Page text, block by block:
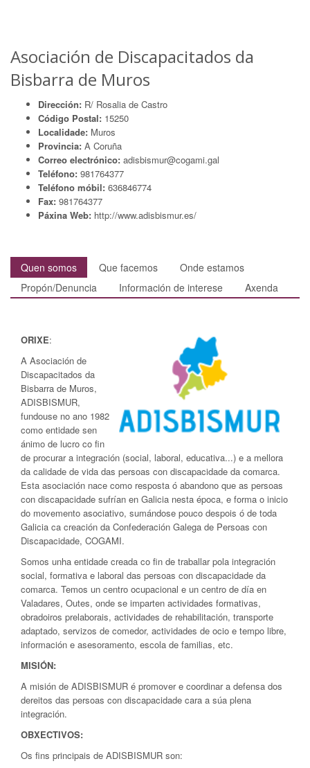
Asociación de Discapacitados da
Bisbarra de Muros
Dirección: R/ Rosalia de Castro
Código Postal: 15250
Localidade: Muros
Provincia: A Coruña
Correo electrónico: adisbismur@cogami.gal
Teléfono: 981764377
Teléfono móbil: 636846774
Fax: 981764377
Páxina Web: http://www.adisbismur.es/
Quen somos Que facemos
Onde estamos
Propón/Denuncia
Información de interese Axenda
ORIXE:
A Asociación de
Discapacitados da
Bisbarra de Muros,
ADISBISMUR,
fundouse no ano 1982
como entidade sen
ánimo de lucro co fin
de procurar a integración (social, laboral, educativa...) e a mellora
da calidade de vida das persoas con discapacidade da comarca.
Esta asociación nace como resposta ó abandono que as persoas
con discapacidade sufrían en Galicia nesta época, e forma o inicio
do movemento asociativo, sumándose pouco despois ó de toda
Galicia ca creación da Confederación Galega de Persoas con
Discapacidade, COGAMI.
Somos unha entidade creada co fin de traballar pola integración
social, formativa e laboral das persoas con discapacidade da
comarca. Temos un centro ocupacional e un centro de día en
Valadares, Outes, onde se imparten actividades formativas,
obradoiros prelaborais, actividades de rehabilitación, transporte
adaptado, servizos de comedor, actividades de ocio e tempo libre,
información e asesoramento, escola de familias, etc.
MISIÓN:
A misión de ADISBISMUR é promover e coordinar a defensa dos
dereitos das persoas con discapacidade cara a súa plena
integración.
OBXECTIVOS:
Os fins principais de ADISBISMUR son: